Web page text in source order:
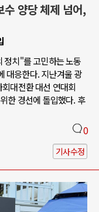
양당 체제 넘어,
정치"를 고민하는 노동
대응한다. 지난겨울 광
대전환 대선 연대회
한 경선에 돌입했다. 후
0
기사수정